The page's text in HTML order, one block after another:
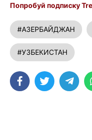
Попробуй подписку
#АЗЕРБАЙДЖАН
#УЗБЕКИСТАН